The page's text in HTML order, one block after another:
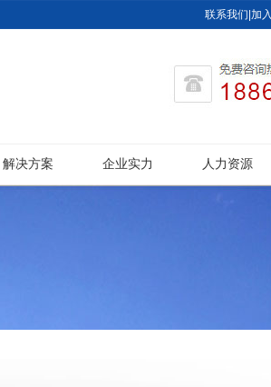
联系我们 加
解决方案 企业实力 人力资源